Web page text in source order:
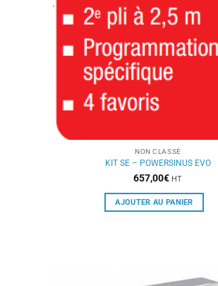
NON CLASSÉ
KIT SE – POWERSINUS EVO
657,00€ HT
AJOUTER AU PANIER